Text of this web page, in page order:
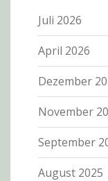
Juli 2026
April 2026
Dezember
November
September
August 2025